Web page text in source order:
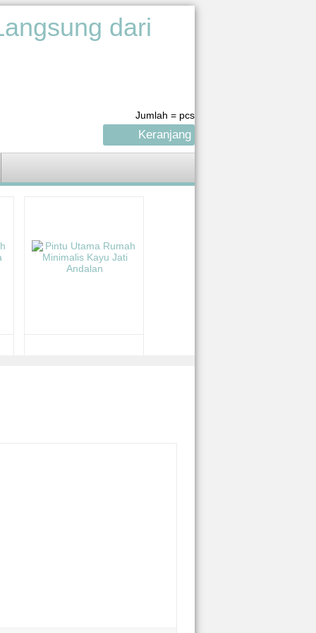
Jumlah = pcs
Keranjang